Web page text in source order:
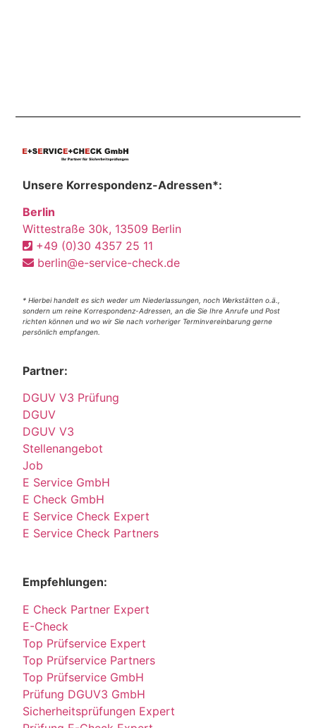
Unsere Korrespondenz-Adressen*:
Berlin
Wittestraße 30k, 13509 Berlin
+49 (0)30 4357 25 11
berlin@e-service-check.de
* Hierbei handelt es sich weder um Niederlassungen, noch Werkstätten o.ä.,
sondern um reine Korrespondenz-Adressen, an die Sie Ihre Anrufe und Post
richten können und wo wir Sie nach vorheriger Terminvereinbarung gerne
persönlich empfangen.
Partner:
DGUV V3 Prüfung
DGUV
DGUV V3
Stellenangebot
Job
E Service GmbH
E Check GmbH
E Service Check Expert
E Service Check Partners
Empfehlungen:
E Check Partner Expert
E-Check
Top Prüfservice Expert
Top Prüfservice Partners
Top Prüfservice GmbH
Prüfung DGUV3 GmbH
Sicherheitsprüfungen Expert